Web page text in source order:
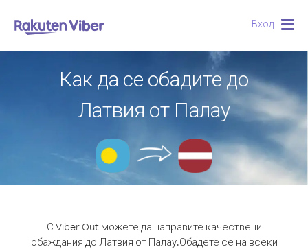
Вход
Как да се обадите до
Латвия от Палау
С Viber Out можете да направите качествени
обаждания до Латвия от Палау.Обадете се на всеки